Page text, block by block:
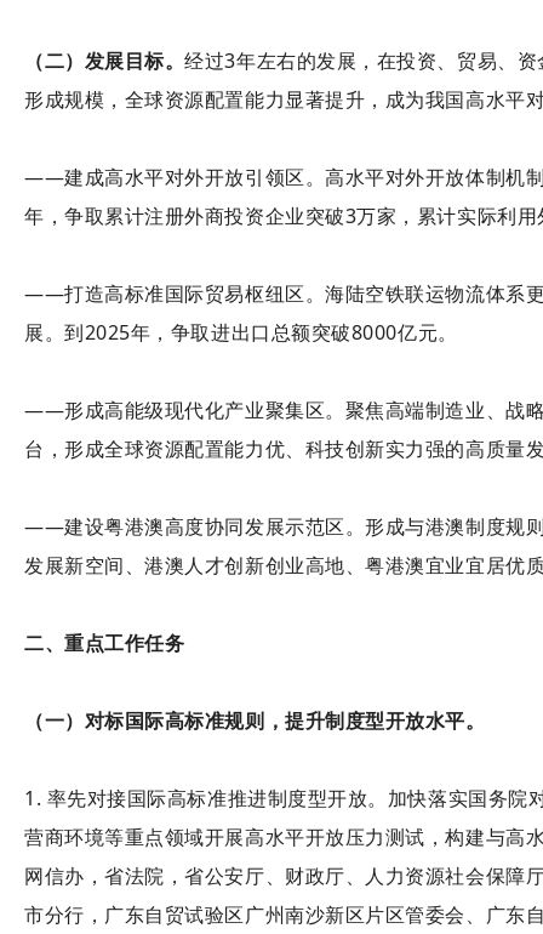
（二）发展目标。经过3年左右的发展，在投资、贸易、
形成规模，全球资源配置能力显著提升，成为我国高水平
——建成高水平对外开放引领区。高水平对外开放体制机
年，争取累计注册外商投资企业突破3万家，累计实际利
——打造高标准国际贸易枢纽区。海陆空铁联运物流体系
展。到2025年，争取进出口总额突破8000亿元。
——形成高能级现代化产业聚集区。聚焦高端制造业、战
台，形成全球资源配置能力优、科技创新实力强的高质量
——建设粤港澳高度协同发展示范区。形成与港澳制度规
发展新空间、港澳人才创新创业高地、粤港澳宜业宜居优
二、重点工作任务
（一）对标国际高标准规则，提升制度型开放水平。
1. 率先对接国际高标准推进制度型开放。加快落实国务
营商环境等重点领域开展高水平开放压力测试，构建与高
网信办，省法院，省公安厅、财政厅、人力资源社会保障
市分行，广东自贸试验区广州南沙新区片区管委会、广东